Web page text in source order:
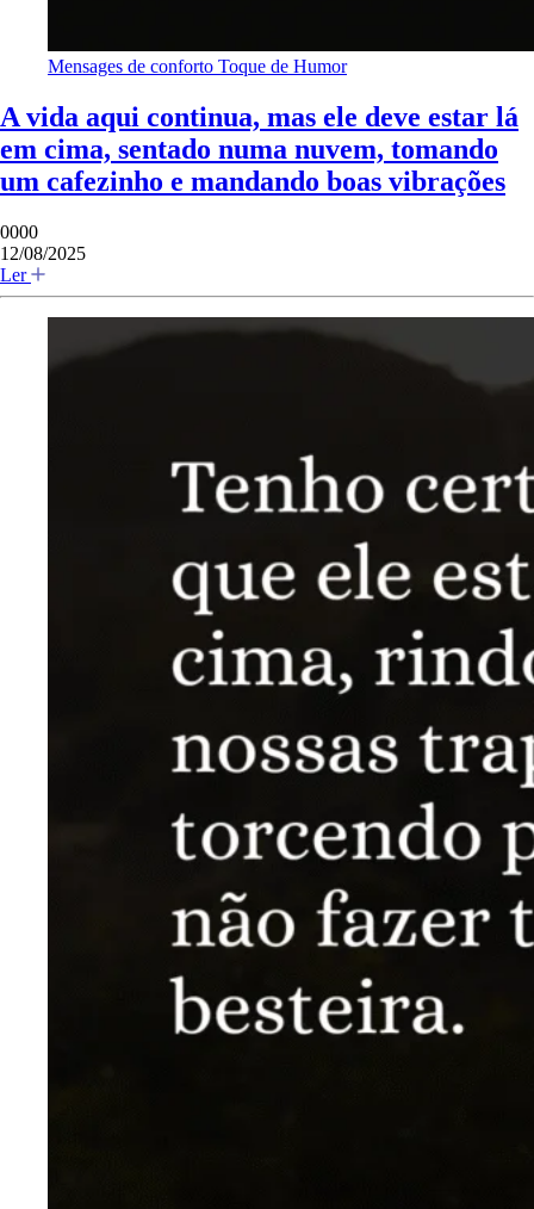
Mensages de conforto Toque de Humor
A vida aqui continua, mas ele deve estar lá
em cima, sentado numa nuvem, tomando
um cafezinho e mandando boas vibrações
0000
12/08/2025
Ler